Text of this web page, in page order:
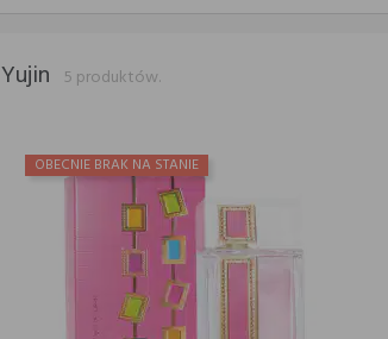
Yujin 5 produktów.
OBECNIE BRAK NA STANIE